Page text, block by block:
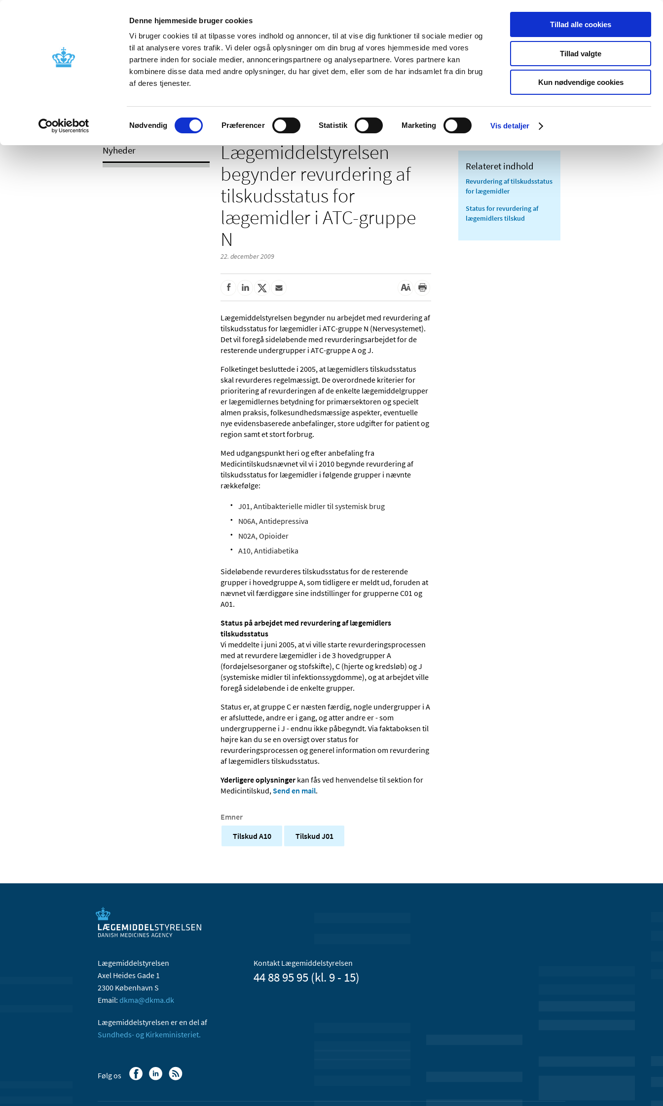
Denne hjemmeside bruger cookies
Vi bruger cookies til at tilpasse vores indhold og annoncer, til at vise dig funktioner til sociale medier og
til at analysere vores trafik. Vi deler også oplysninger om din brug af vores hjemmeside med vores
partnere inden for sociale medier, annonceringspartnere og analysepartnere. Vores partnere kan
kombinere disse data med andre oplysninger, du har givet dem, eller som de har indsamlet fra din brug
af deres tjenester.
Samtykkevalg
Nødvendig Præferencer Statistik Marketing Vis detaljer
Tillad alle cookies
Tillad valgte
Kun nødvendige cookies
Nyheder Om os Kontakt Udgivelser
Godkendelse og
Bivirkninger og
produktinformation
Tilskud og
Apoteker og salg af
Medicinsk
Særlige
produktområder
Nyheder
Lægemiddelstyrelsen
begynder revurdering af
tilskudsstatus for
lægemidler i ATC-gruppe
N
22. december 2009
Lægemiddelstyrelsen begynder nu arbejdet med revurdering af
tilskudsstatus for lægemidler i ATC-gruppe N (Nervesystemet).
Det vil foregå sideløbende med revurderingsarbejdet for de
resterende undergrupper i ATC-gruppe A og J.
Folketinget besluttede i 2005, at lægemidlers tilskudsstatus
skal revurderes regelmæssigt. De overordnede kriterier for
prioritering af revurderingen af de enkelte lægemiddelgrupper
er lægemidlernes betydning for primærsektoren og specielt
almen praksis, folkesundhedsmæssige aspekter, eventuelle
nye evidensbaserede anbefalinger, store udgifter for patient og
region samt et stort forbrug.
Med udgangspunkt heri og efter anbefaling fra
Medicintilskudsnævnet vil vi i 2010 begynde revurdering af
tilskudsstatus for lægemidler i følgende grupper i nævnte
rækkefølge:
J01, Antibakterielle midler til systemisk brug
N06A, Antidepressiva
N02A, Opioider
A10, Antidiabetika
Sideløbende revurderes tilskudsstatus for de resterende
grupper i hovedgruppe A, som tidligere er meldt ud, foruden at
nævnet vil færdiggøre sine indstillinger for grupperne C01 og
A01.
Status på arbejdet med revurdering af lægemidlers
tilskudsstatus
Vi meddelte i juni 2005, at vi ville starte revurderingsprocessen
med at revurdere lægemidler i de 3 hovedgrupper A
(fordøjelsesorganer og stofskifte), C (hjerte og kredsløb) og J
(systemiske midler til infektionssygdomme), og at arbejdet ville
foregå sideløbende i de enkelte grupper.
Status er, at gruppe C er næsten færdig, nogle undergrupper i A
er afsluttede, andre er i gang, og atter andre er - som
undergrupperne i J - endnu ikke påbegyndt. Via faktaboksen til
højre kan du se en oversigt over status for
revurderingsprocessen og generel information om revurdering
af lægemidlers tilskudsstatus.
Yderligere oplysninger kan fås ved henvendelse til sektion for
Medicintilskud,Send en mail.
Emner
Tilskud A10
Tilskud J01
Relateret indhold
Revurdering af tilskudsstatus
for lægemidler
Status for revurdering af
lægemidlers tilskud
Lægemiddelstyrelsen
Axel Heides Gade 1
2300 København S
Email: dkma@dkma.dk
Lægemiddelstyrelsen er en del af
Sundheds- og Kirkeministeriet.
Kontakt Lægemiddelstyrelsen
44 88 95 95 (kl. 9 - 15)
Følg os